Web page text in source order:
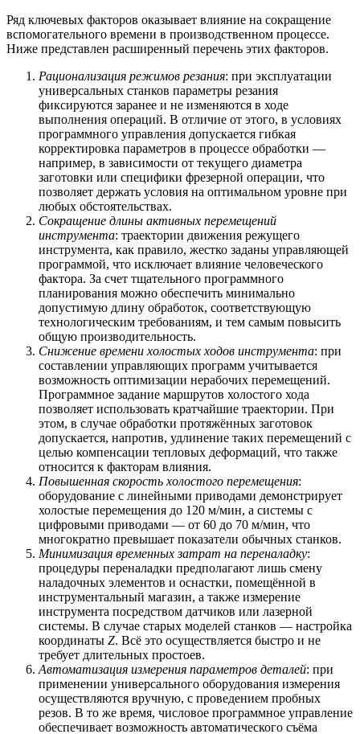
Ряд ключевых факторов оказывает влияние на сокращение
вспомогательного времени в производственном процессе.
Ниже представлен расширенный перечень этих факторов.
Рационализация режимов резания: при эксплуатации
универсальных станков параметры резания
фиксируются заранее и не изменяются в ходе
выполнения операций. В отличие от этого, в условиях
программного управления допускается гибкая
корректировка параметров в процессе обработки —
например, в зависимости от текущего диаметра
заготовки или специфики фрезерной операции, что
позволяет держать условия на оптимальном уровне при
любых обстоятельствах.
Сокращение длины активных перемещений
инструмента: траектории движения режущего
инструмента, как правило, жестко заданы управляющей
программой, что исключает влияние человеческого
фактора. За счет тщательного программного
планирования можно обеспечить минимально
допустимую длину обработок, соответствующую
технологическим требованиям, и тем самым повысить
общую производительность.
Снижение времени холостых ходов инструмента: при
составлении управляющих программ учитывается
возможность оптимизации нерабочих перемещений.
Программное задание маршрутов холостого хода
позволяет использовать кратчайшие траектории. При
этом, в случае обработки протяжённых заготовок
допускается, напротив, удлинение таких перемещений с
целью компенсации тепловых деформаций, что также
относится к факторам влияния.
Повышенная скорость холостого перемещения:
оборудование с линейными приводами демонстрирует
холостые перемещения до 120 м/мин, а системы с
цифровыми приводами — от 60 до 70 м/мин, что
многократно превышает показатели обычных станков.
Минимизация временных затрат на переналадку:
процедуры переналадки предполагают лишь смену
наладочных элементов и оснастки, помещённой в
инструментальный магазин, а также измерение
инструмента посредством датчиков или лазерной
системы. В случае старых моделей станков — настройка
координаты Z. Всё это осуществляется быстро и не
требует длительных простоев.
Автоматизация измерения параметров деталей: при
применении универсального оборудования измерения
осуществляются вручную, с проведением пробных
резов. В то же время, числовое программное управление
обеспечивает возможность автоматического съёма